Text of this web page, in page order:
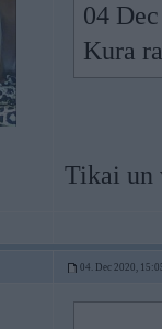
04
Kura
Tikai un
04. Dec 2020,